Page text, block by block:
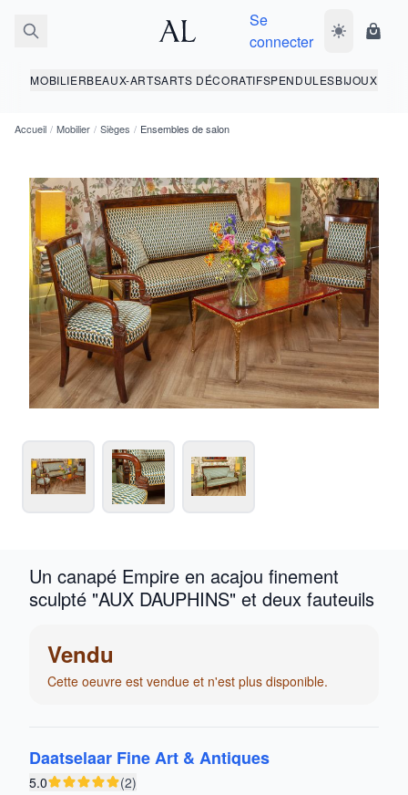
Se
connecter
Basculer le
MOBILIERBEAUX-ARTSARTS DÉCORATIFSPENDULESBIJOUX
Accueil / Mobilier / Sièges / Ensembles de salon
Un canapé Empire en acajou finement
sculpté "AUX DAUPHINS" et deux fauteuils
Vendu
Cette oeuvre est vendue et n'est plus disponible.
Daatselaar Fine Art & Antiques
5.0
(2)